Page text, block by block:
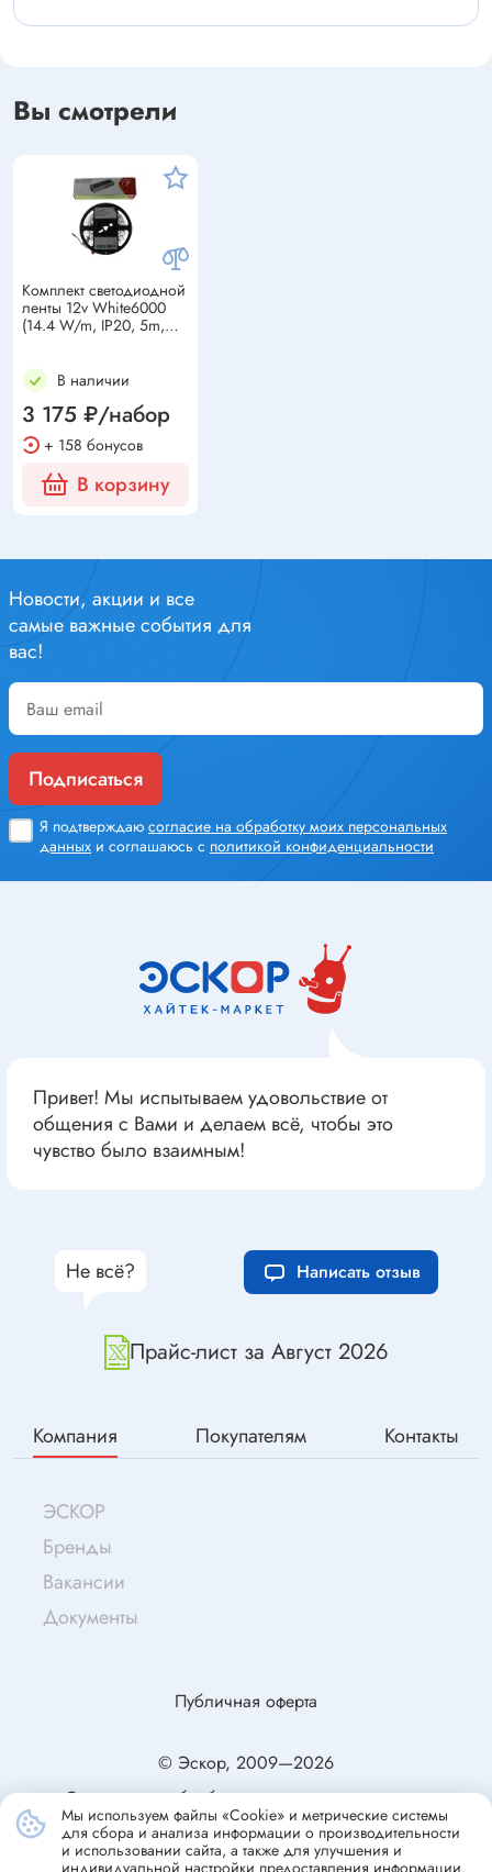
Вы смотрели
Комплект светодиодной
ленты 12v White6000
(14.4 W/m, IP20, 5m,
В наличии
3 175 ₽/набор
+ 158 бонусов
В корзину
Новости, акции и все
самые важные события для
вас!
Подписаться
Я подтверждаю согласие на обработку моих персональных
данных и соглашаюсь с политикой конфиденциальности
Привет! Мы испытываем удовольствие от
общения с Вами и делаем всё, чтобы это
чувство было взаимным!
Прайс-лист за Август 2026
Не всё? Написать отзыв
Компания Покупателям Контакты
ЭСКОР
Бренды
Вакансии
Документы
© Эскор, 2009—2026
Согласие на обработку персональных данных
Политика конфиденциальности
Публичная оферта
Мы используем файлы «Cookie» и метрические системы
для сбора и анализа информации о производительности
и использовании сайта, а также для улучшения и
индивидуальной настройки предоставления информации.